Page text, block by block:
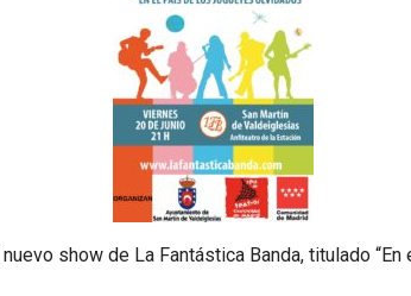
show de La Fantástica Banda, titulado